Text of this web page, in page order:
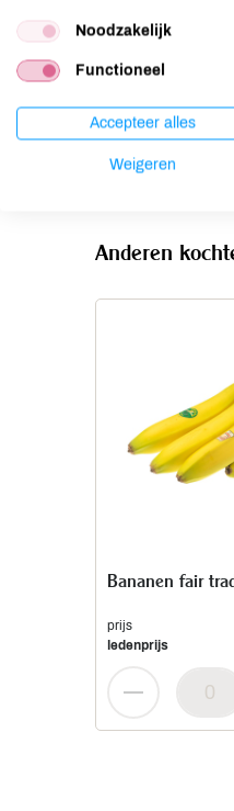
Gluten
Lactose
Mosterd
Noten
Anderen
Bananen fair
prijs
ledenprijs
Noodzakelijk
Functioneel
Accepteer alles
Weigeren